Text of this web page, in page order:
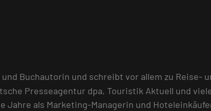
Buchautorin und schreibt vor allem zu Reise-
Presseagentur dpa, Touristik Aktuell und
Jahre als Marketing-Managerin und